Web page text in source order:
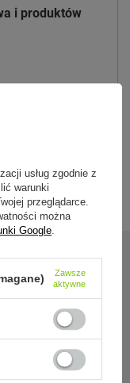
i produktów
Wymagany dowód
usług zgodnie z
warunki
przeglądarce.
można
Google.
Zawsze
aktywne